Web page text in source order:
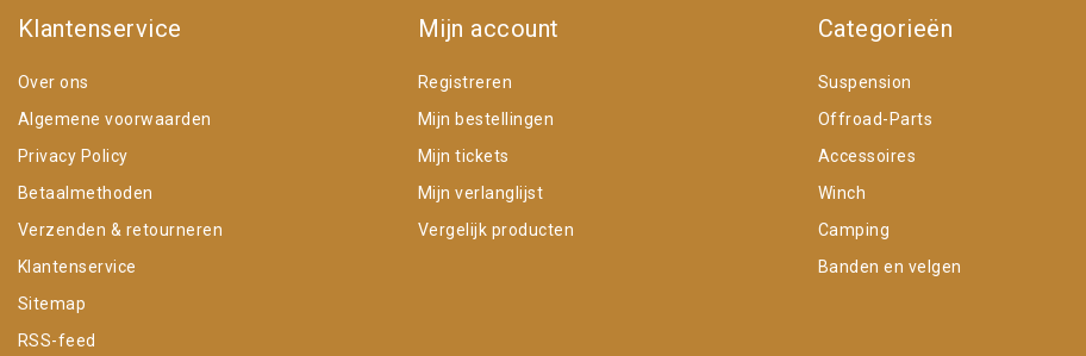
Klantenservice
Over ons
Algemene voorwaarden
Privacy Policy
Betaalmethoden
Verzenden & retourneren
Klantenservice
Sitemap
RSS-feed
Mijn account
Registreren
Mijn bestellingen
Mijn tickets
Mijn verlanglijst
Vergelijk producten
Categorieën
Suspension
Offroad-Parts
Accessoires
Winch
Camping
Banden en velgen